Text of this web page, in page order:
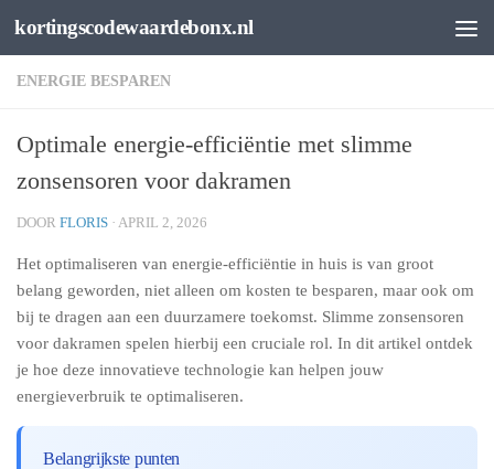
Spring naar de inhoud
kortingscodewaardebonx.nl
ENERGIE BESPAREN
Optimale energie-efficiëntie met slimme
zonsensoren voor dakramen
DOOR FLORIS · APRIL 2, 2026
Het optimaliseren van energie-efficiëntie in huis is van groot
belang geworden, niet alleen om kosten te besparen, maar ook om
bij te dragen aan een duurzamere toekomst. Slimme zonsensoren
voor dakramen spelen hierbij een cruciale rol. In dit artikel ontdek
je hoe deze innovatieve technologie kan helpen jouw
energieverbruik te optimaliseren.
Belangrijkste punten